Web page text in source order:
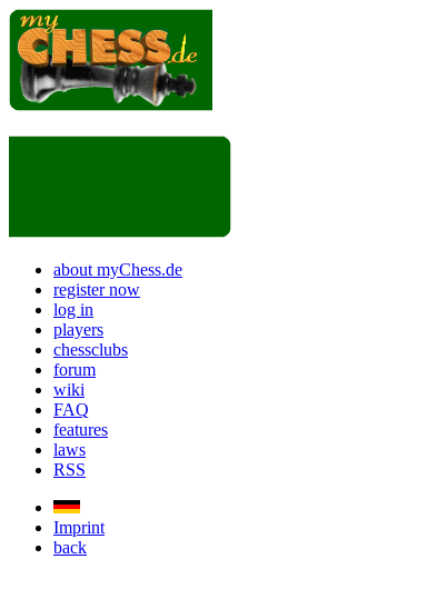
about myChess.de
register now
log in
players
chessclubs
forum
wiki
FAQ
features
laws
RSS
Imprint
back